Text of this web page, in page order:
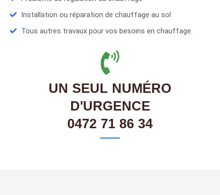
Installation ou réparation de chauffage au sol
Tous autres travaux pour vos besoins en chauffage.
UN SEUL NUMÉRO
D'URGENCE
0472 71 86 34